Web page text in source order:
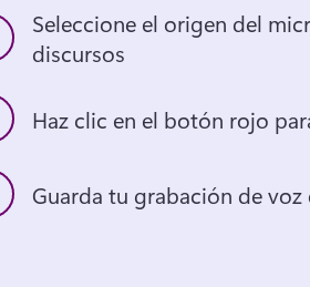
Seleccione el origen del
discursos
Haz clic en el botón rojo
Guarda tu grabación de